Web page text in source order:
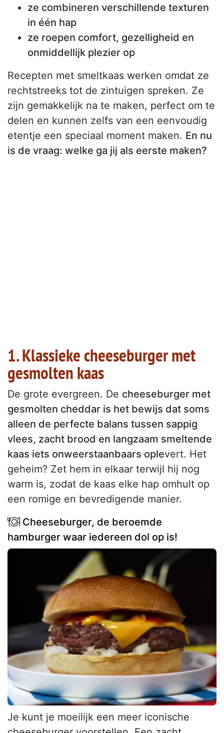
ze combineren verschillende texturen
in één hap
ze roepen comfort, gezelligheid en
onmiddellijk plezier op
Recepten met smeltkaas werken omdat ze
rechtstreeks tot de zintuigen spreken. Ze
zijn gemakkelijk na te maken, perfect om te
delen en kunnen zelfs van een eenvoudig
etentje een speciaal moment maken. En nu
is de vraag: welke ga jij als eerste maken?
1. Klassieke cheeseburger met
gesmolten kaas
De grote evergreen. De cheeseburger met
gesmolten cheddar is het bewijs dat soms
alleen de perfecte balans tussen sappig
vlees, zacht brood en langzaam smeltende
kaas iets onweerstaanbaars oplevert. Het
geheim? Zet hem in elkaar terwijl hij nog
warm is, zodat de kaas elke hap omhult op
een romige en bevredigende manier.
Cheeseburger, de beroemde
hamburger waar iedereen dol op is!
Je kunt je moeilijk een meer iconische